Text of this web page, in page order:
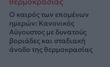
Ο καιρός των επομένων
ημερών: Κανονικός
Αύγουστος με δυνατούς
βοριάδες και σταδιακή
άνοδο της θερμοκρασίας